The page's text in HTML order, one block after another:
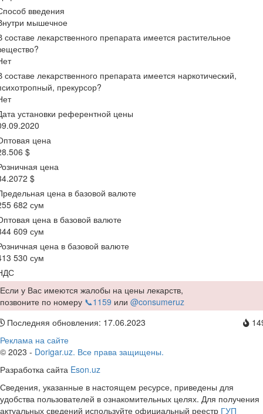
введения
мышечное
составе лекарственного препарата имеется растительное
составе лекарственного препарата имеется наркотический,
прекурсор?
установки референтной цены
цена
$
цена
$
цена в базовой валюте
682 сум
цена в базовой валюте
609 сум
цена в базовой валюте
530 сум
Если у Вас имеются жалобы на цены лекарств,
позвоните по номеру 📞1159 или @consumeruz
Последняя обновления: 17.06.2023
Реклама на сайте
© 2023 - Dorigar.uz. Все права защищены.
Разработка сайта Eson.uz
Сведения, указанные в настоящем ресурсе, приведены для
удобства пользователей в ознакомительных целях. Для получения
актуальных сведений используйте официальный реестр ГУП